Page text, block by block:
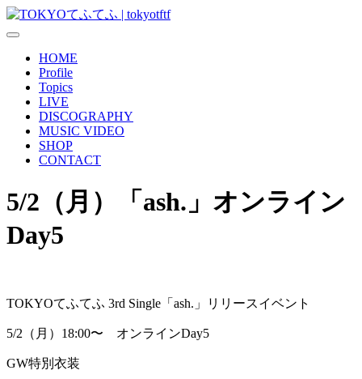
HOME
Profile
Topics
LIVE
DISCOGRAPHY
MUSIC VIDEO
SHOP
CONTACT
5/2（月）「ash.」オンライン
Day5
TOKYOてふてふ 3rd Single「ash.」リリースイベント
5/2（月）18:00〜 オンラインDay5
GW特別衣装